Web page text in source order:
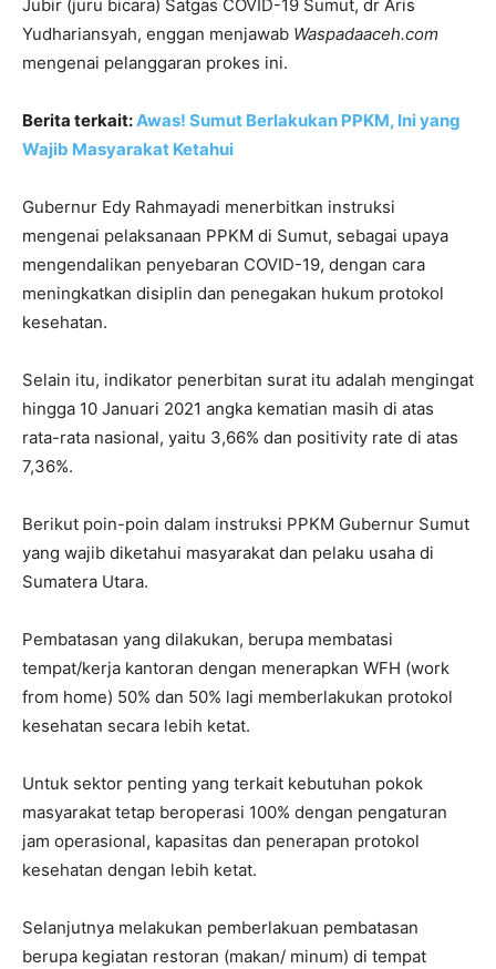
Jubir (juru bicara) Satgas COVID-19 Sumut, dr Aris
Yudhariansyah, enggan menjawab Waspadaaceh.com
mengenai pelanggaran prokes ini.
Berita terkait:Awas! Sumut Berlakukan PPKM, Ini yang
Wajib Masyarakat Ketahui
Gubernur Edy Rahmayadi menerbitkan instruksi
mengenai pelaksanaan PPKM di Sumut, sebagai upaya
mengendalikan penyebaran COVID-19, dengan cara
meningkatkan disiplin dan penegakan hukum protokol
kesehatan.
Selain itu, indikator penerbitan surat itu adalah mengingat
hingga 10 Januari 2021 angka kematian masih di atas
rata-rata nasional, yaitu 3,66% dan positivity rate di atas
7,36%.
Berikut poin-poin dalam instruksi PPKM Gubernur Sumut
yang wajib diketahui masyarakat dan pelaku usaha di
Sumatera Utara.
Pembatasan yang dilakukan, berupa membatasi
tempat/kerja kantoran dengan menerapkan WFH (work
from home) 50% dan 50% lagi memberlakukan protokol
kesehatan secara lebih ketat.
Untuk sektor penting yang terkait kebutuhan pokok
masyarakat tetap beroperasi 100% dengan pengaturan
jam operasional, kapasitas dan penerapan protokol
kesehatan dengan lebih ketat.
Selanjutnya melakukan pemberlakuan pembatasan
berupa kegiatan restoran (makan/ minum) di tempat